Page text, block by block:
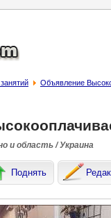
Объявление
и область / Украина
Поднять